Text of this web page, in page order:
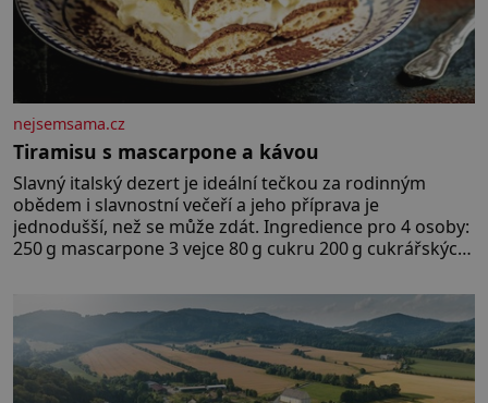
nejsemsama.cz
Tiramisu s mascarpone a kávou
Slavný italský dezert je ideální tečkou za rodinným
obědem i slavnostní večeří a jeho příprava je
jednodušší, než se může zdát. Ingredience pro 4 osoby:
250 g mascarpone 3 vejce 80 g cukru 200 g cukrářských
posypání Postup: Oddělte žloutky od bílků. Žloutky
vyšlehejte s cukrem do světlé pěny a postupně do nich
vmíchejte mascarpone, aby vznikl hladký